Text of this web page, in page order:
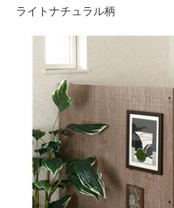
ライトナチュラル柄